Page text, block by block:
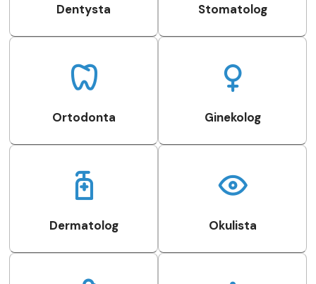
Dentysta Stomatolog
Ortodonta Ginekolog
Dermatolog Okulista